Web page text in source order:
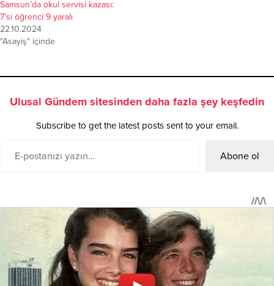
Samsun’da okul servisi kazası:
7’si öğrenci 9 yaralı
22.10.2024
"Asayiş" içinde
Ulusal Gündem sitesinden daha fazla şey keşfedin
Subscribe to get the latest posts sent to your email.
Abone ol